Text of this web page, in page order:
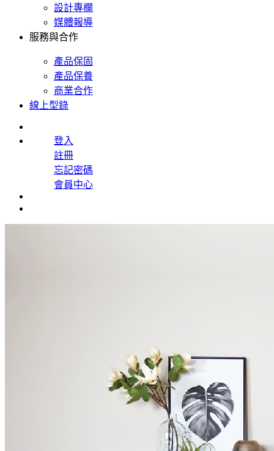
設計專欄
媒體報導
服務與合作
產品保固
產品保養
商業合作
線上型錄
登入
註冊
忘記密碼
會員中心